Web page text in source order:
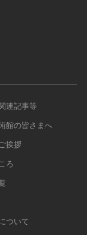
連記事等
館の皆さまへ
挨拶
ろ
ついて